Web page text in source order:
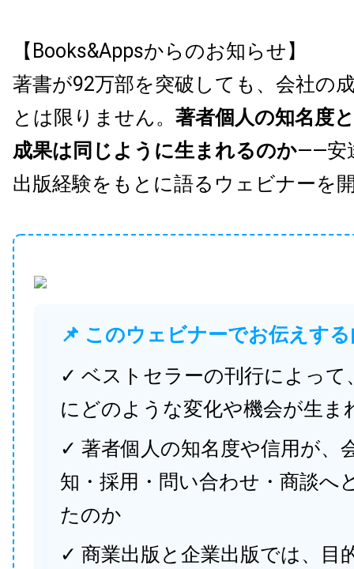
【Books&Appsからのお知らせ】
著書が92万部を突破しても、会社の
とは限りません。 著者個人の知名度
成果は同じように生まれるのか——安
出版経験をもとに語るウェビナーを
📌 このウェビナーでお伝えす
✓ ベストセラーの刊行によって
にどのような変化や機会が生ま
✓ 著者個人の知名度や信用が、
知・採用・問い合わせ・商談へ
たのか
✓ 商業出版と企業出版では、目